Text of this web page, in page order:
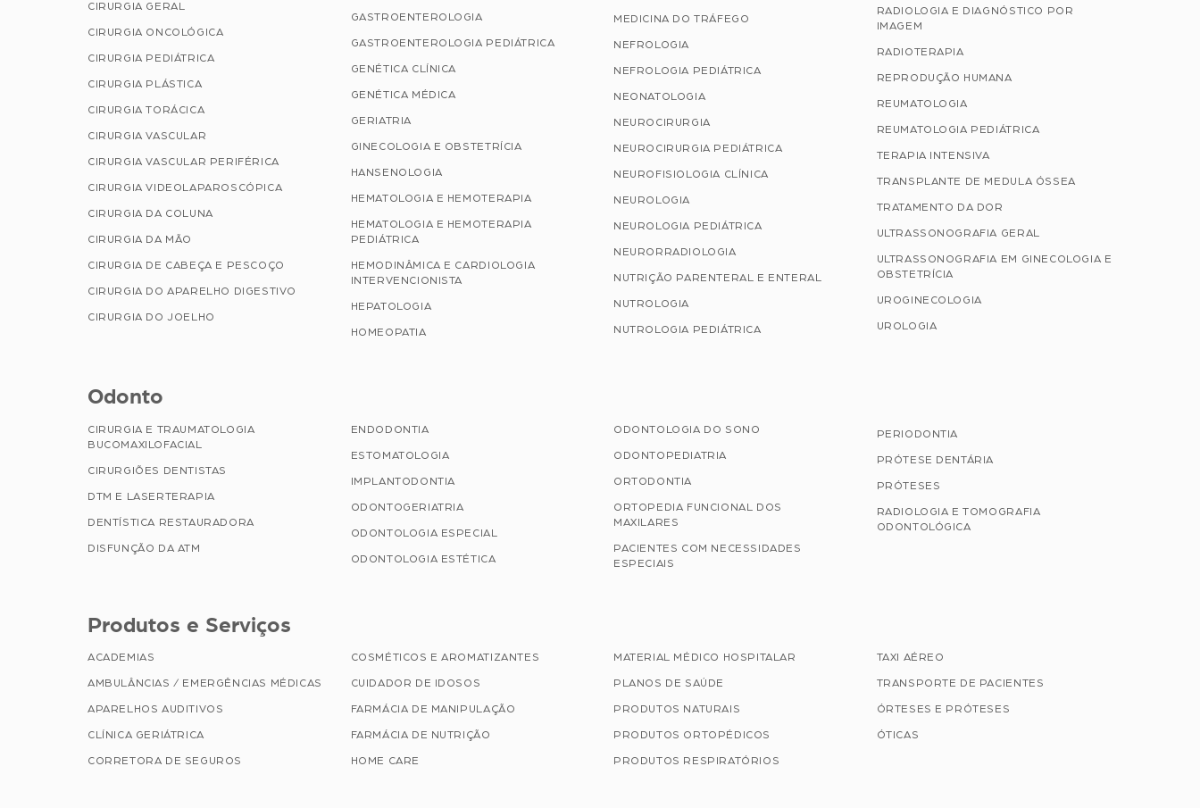
CIRURGIA GERAL
CIRURGIA ONCOLÓGICA
CIRURGIA PEDIÁTRICA
CIRURGIA PLÁSTICA
CIRURGIA TORÁCICA
CIRURGIA VASCULAR
CIRURGIA VASCULAR PERIFÉRICA
CIRURGIA VIDEOLAPAROSCÓPICA
CIRURGIA DA COLUNA
CIRURGIA DA MÃO
CIRURGIA DE CABEÇA E PESCOÇO
CIRURGIA DO APARELHO DIGESTIVO
CIRURGIA DO JOELHO
GASTROENTEROLOGIA
GASTROENTEROLOGIA PEDIÁTRICA
GENÉTICA CLÍNICA
GENÉTICA MÉDICA
GERIATRIA
GINECOLOGIA E OBSTETRÍCIA
HANSENOLOGIA
HEMATOLOGIA E HEMOTERAPIA
HEMATOLOGIA E HEMOTERAPIA
PEDIÁTRICA
HEMODINÂMICA E CARDIOLOGIA
INTERVENCIONISTA
HEPATOLOGIA
HOMEOPATIA
MEDICINA DO TRÁFEGO
NEFROLOGIA
NEFROLOGIA PEDIÁTRICA
NEONATOLOGIA
NEUROCIRURGIA
NEUROCIRURGIA PEDIÁTRICA
NEUROFISIOLOGIA CLÍNICA
NEUROLOGIA
NEUROLOGIA PEDIÁTRICA
NEURORRADIOLOGIA
NUTRIÇÃO PARENTERAL E ENTERAL
NUTROLOGIA
NUTROLOGIA PEDIÁTRICA
RADIOLOGIA E DIAGNÓSTICO POR
IMAGEM
RADIOTERAPIA
REPRODUÇÃO HUMANA
REUMATOLOGIA
REUMATOLOGIA PEDIÁTRICA
TERAPIA INTENSIVA
TRANSPLANTE DE MEDULA ÓSSEA
TRATAMENTO DA DOR
ULTRASSONOGRAFIA GERAL
ULTRASSONOGRAFIA EM GINECOLOGIA E
OBSTETRÍCIA
UROGINECOLOGIA
UROLOGIA
Odonto
CIRURGIA E TRAUMATOLOGIA
BUCOMAXILOFACIAL
CIRURGIÕES DENTISTAS
DTM E LASERTERAPIA
DENTÍSTICA RESTAURADORA
DISFUNÇÃO DA ATM
ENDODONTIA
ESTOMATOLOGIA
IMPLANTODONTIA
ODONTOGERIATRIA
ODONTOLOGIA ESPECIAL
ODONTOLOGIA ESTÉTICA
ODONTOLOGIA DO SONO
ODONTOPEDIATRIA
ORTODONTIA
ORTOPEDIA FUNCIONAL DOS
MAXILARES
PACIENTES COM NECESSIDADES
ESPECIAIS
PERIODONTIA
PRÓTESE DENTÁRIA
PRÓTESES
RADIOLOGIA E TOMOGRAFIA
ODONTOLÓGICA
Produtos e Serviços
ACADEMIAS
AMBULÂNCIAS / EMERGÊNCIAS MÉDICAS
APARELHOS AUDITIVOS
CLÍNICA GERIÁTRICA
CORRETORA DE SEGUROS
COSMÉTICOS E AROMATIZANTES
CUIDADOR DE IDOSOS
FARMÁCIA DE MANIPULAÇÃO
FARMÁCIA DE NUTRIÇÃO
HOME CARE
MATERIAL MÉDICO HOSPITALAR
PLANOS DE SAÚDE
PRODUTOS NATURAIS
PRODUTOS ORTOPÉDICOS
PRODUTOS RESPIRATÓRIOS
TAXI AÉREO
TRANSPORTE DE PACIENTES
ÓRTESES E PRÓTESES
ÓTICAS